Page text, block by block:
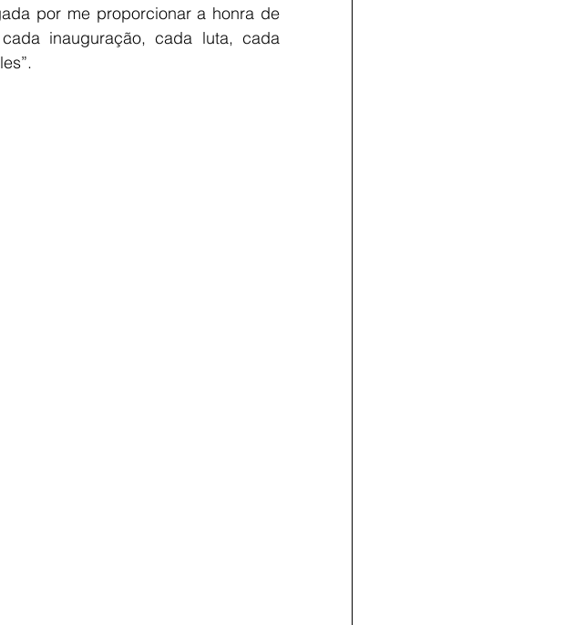
por me proporcionar a honra de
inauguração, cada luta, cada